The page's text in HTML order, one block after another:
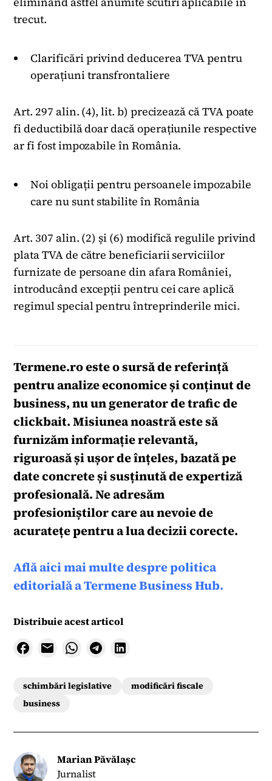
trecut.
Clarificări privind deducerea TVA pentru
operațiuni transfrontaliere
Art. 297 alin. (4), lit. b) precizează că TVA poate
fi deductibilă doar dacă operațiunile respective
ar fi fost impozabile în România.
Noi obligații pentru persoanele impozabile
care nu sunt stabilite în România
Art. 307 alin. (2) și (6) modifică regulile privind
plata TVA de către beneficiarii serviciilor
furnizate de persoane din afara României,
introducând excepții pentru cei care aplică
regimul special pentru întreprinderile mici.
Termene.roeste o sursă de referință
pentru analize economice și conținut de
business, nu un generator de trafic de
clickbait. Misiunea noastră este să
furnizăm informație relevantă,
riguroasă și ușor de înțeles, bazată pe
date concrete și susținută de expertiză
profesională. Ne adresăm
profesioniștilor care au nevoie de
acuratețe pentru a lua decizii corecte.
Află aici mai multe despre politica
editorială a Termene Business Hub.
Distribuie acest articol
schimbări legislative
modificări fiscale
business
Marian Păvălașc
Jurnalist